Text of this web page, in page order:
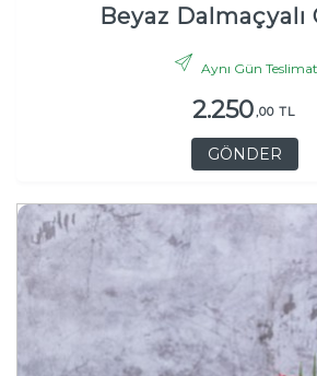
Beyaz Dalmaçyalı
Aynı Gün Teslimat
2.250 ,00 TL
GÖNDER